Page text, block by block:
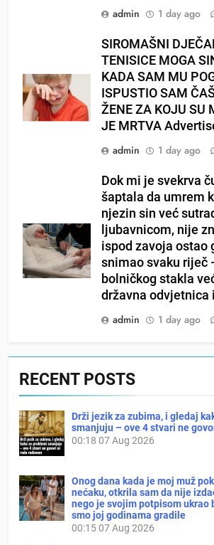
admin
1 day ago
SIROMAŠNI
TENISICE MOGA
KADA SAM MU
ISPUSTIO SAM
ŽENE ZA KOJU SU
JE MRTVA
admin
1 day ago
Dok mi je svekrva
šaptala da umrem
njezin sin već
ljubavnicom, nije
ispod zavoja ostao
snimao svaku riječ
bolničkog stakla
državna odvjetnica
admin
1 day ago
RECENT POSTS
Drži jezik za zubima, i gledaj
smanjuju – ove 4 stvari ne
00:18 07 Aug 2026
Onog dana kada je moj muž
nećaku, otkrila sam da nije
nego je svojim potpisom ukrao
smo joj godinama gradile
00:1507 Aug 2026